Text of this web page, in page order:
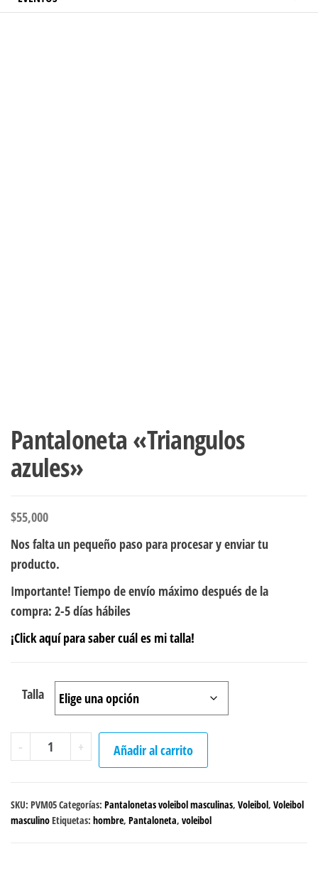
Pantaloneta «Triangulos
azules»
$55,000
Nos falta un pequeño paso para procesar y enviar tu
producto.
Importante! Tiempo de envío máximo después de la
compra: 2-5 días hábiles
¡Click aquí para saber cuál es mi talla!
Talla
-
Pantaloneta
"Triangulos
cantidad
+ Añadir al carrito
SKU: PVM05Categorías: Pantalonetas voleibol masculinas, Voleibol, Voleibol
masculinoEtiquetas: hombre, Pantaloneta, voleibol